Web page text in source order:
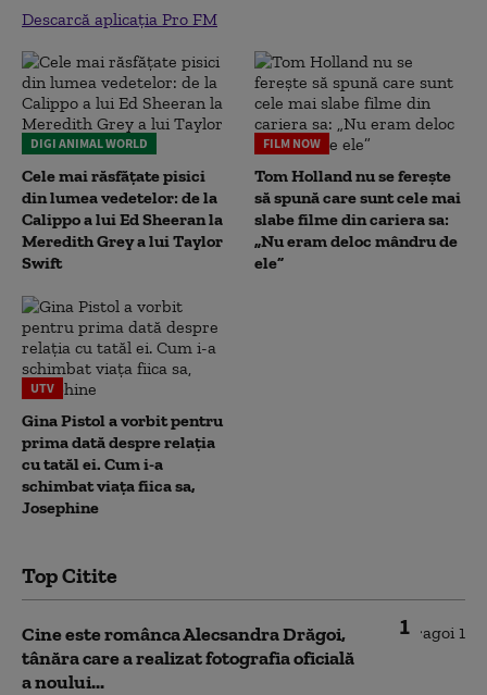
Descarcă aplicația Pro FM
DIGI ANIMAL WORLD
Cele mai răsfățate pisici
din lumea vedetelor: de la
Calippo a lui Ed Sheeran la
Meredith Grey a lui Taylor
Swift
FILM NOW
Tom Holland nu se ferește
să spună care sunt cele mai
slabe filme din cariera sa:
„Nu eram deloc mândru de
ele”
UTV
Gina Pistol a vorbit pentru
prima dată despre relația
cu tatăl ei. Cum i-a
schimbat viața fiica sa,
Josephine
Top Citite
1
Cine este românca Alecsandra Drăgoi,
tânăra care a realizat fotografia oficială
a noului...